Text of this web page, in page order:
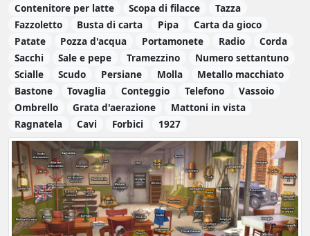
Contenitore per latte
Scopa di filacce
Tazza
Fazzoletto
Busta di carta Pipa
Carta da gioco
Patate
Pozza d'acqua Portamonete Radio
Corda
Sacchi
Sale e pepe Tramezzino
Numero settantuno
Scialle
Scudo Persiane Molla
Metallo macchiato
Bastone
Tovaglia Conteggio Telefono
Vassoio
Ombrello
Grata d'aerazione
Mattoni in vista
Ragnatela
Cavi Forbici 1927